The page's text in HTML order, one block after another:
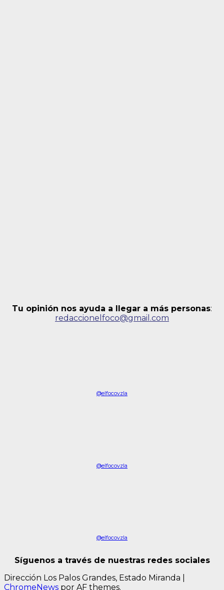
Tu opinión nos ayuda a llegar a más personas:
redaccionelfoco@gmail.com
@elfocovzla
@elfocovzla
@elfocovzla
Síguenos a través de nuestras redes sociales
Dirección Los Palos Grandes, Estado Miranda
ChromeNews por AF themes.